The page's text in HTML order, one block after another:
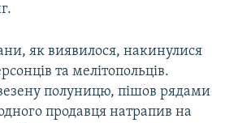
як виявилося, накинулися
та мелітопольців.
полуницю, пішов рядами
продавця натрапив на